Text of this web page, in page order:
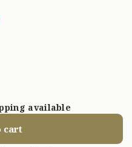
available
cart